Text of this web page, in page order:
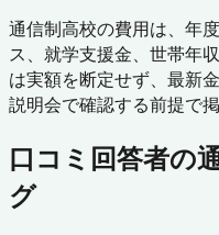
通信制高校の費用は、年
ス、就学支援金、世帯年
は実額を断定せず、最新
説明会で確認する前提で
口コミ回答者の
グ